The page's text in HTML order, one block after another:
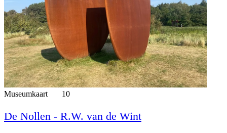
Museumkaart 10
De Nollen - R.W. van de Wint